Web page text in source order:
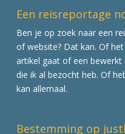
Een reisreportage
Ben je op zoek naar een
of website? Dat kan. Of
artikel gaat of een
die ik al bezocht heb. Of
kan allemaal.
Bestemming op